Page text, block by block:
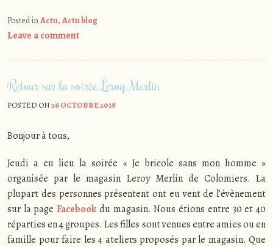
Posted inActu, Actu blog
Leave a comment
Retour sur la soirée Leroy Merlin
POSTED ON26 OCTOBRE 2018
Bonjour à tous,
Jeudi a eu lieu la soirée « Je bricole sans mon homme »
organisée par le magasin Leroy Merlin de Colomiers. La
plupart des personnes présentent ont eu vent de l’évènement
sur la pageFacebook du magasin. Nous étions entre 30 et 40
réparties en 4 groupes. Les filles sont venues entre amies ou en
famille pour faire les 4 ateliers proposés par le magasin. Que